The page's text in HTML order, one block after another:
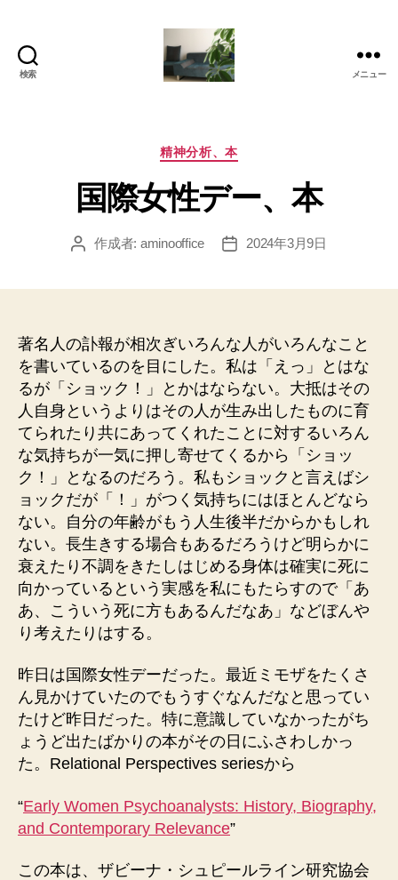
検索
美
か
も
あ
の
グ
メニュー
カ
ゴ
リ
精神分析、本
国際女性デー、本
投 作成者: aminooffice
投
2024年3月9日
著名人の訃報が相次ぎいろんな人がいろんなこと
を書いているのを目にした。私は「えっ」とはな
るが「ショック！」とかはならない。大抵はその
人自身というよりはその人が生み出したものに育
てられたり共にあってくれたことに対するいろん
な気持ちが一気に押し寄せてくるから「ショッ
ク！」となるのだろう。私もショックと言えばシ
ョックだが「！」がつく気持ちにはほとんどなら
ない。自分の年齢がもう人生後半だからかもしれ
ない。長生きする場合もあるだろうけど明らかに
衰えたり不調をきたしはじめる身体は確実に死に
向かっているという実感を私にもたらすので「あ
あ、こういう死に方もあるんだなあ」などぼんや
り考えたりはする。
昨日は国際女性デーだった。最近ミモザをたくさ
ん見かけていたのでもうすぐなんだなと思ってい
たけど昨日だった。特に意識していなかったがち
ょうど出たばかりの本がその日にふさわしかっ
た。Relational Perspectives seriesから
“Early Women Psychoanalysts: History, Biography,
and Contemporary Relevance”
この本は、ザビーナ・シュピールライン研究協会